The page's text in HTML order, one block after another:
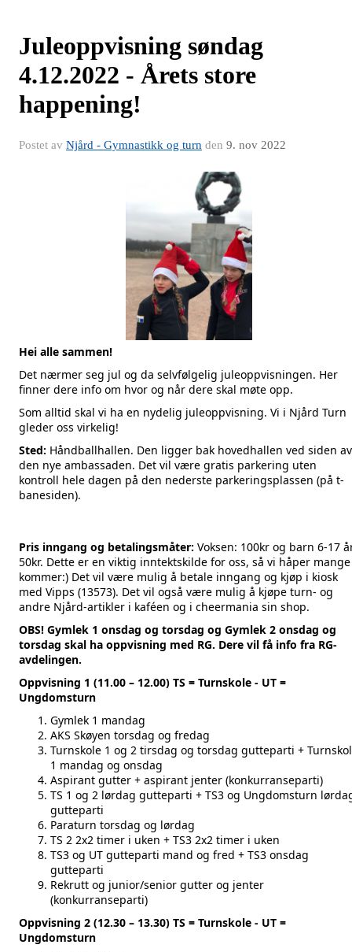
Juleoppvisning søndag
4.12.2022 - Årets store
happening!
Postet av Njård - Gymnastikk og turn den 9. nov 2022
Hei alle sammen!
Det nærmer seg jul og da selvfølgelig juleoppvisningen. Her
finner dere info om hvor og når dere skal møte opp.
Som alltid skal vi ha en nydelig juleoppvisning. Vi i Njård Turn
gleder oss virkelig!
Sted: Håndballhallen. Den ligger bak hovedhallen ved siden av
den nye ambassaden. Det vil være gratis parkering uten
kontroll hele dagen på den nederste parkeringsplassen (på t-
banesiden).
Pris inngang og betalingsmåter: Voksen: 100kr og barn 6-17
50kr. Dette er en viktig inntektskilde for oss, så vi håper mange
kommer:) Det vil være mulig å betale inngang og kjøp i kiosk
med Vipps (13573). Det vil også være mulig å kjøpe turn- og
andre Njård-artikler i kaféen og i cheermania sin shop.
OBS! Gymlek 1 onsdag og torsdag og Gymlek 2 onsdag og
torsdag skal ha oppvisning med RG. Dere vil få info fra RG-
avdelingen.
Oppvisning 1 (11.00 – 12.00) TS = Turnskole - UT =
Ungdomsturn
Gymlek 1 mandag
AKS Skøyen torsdag og fredag
Turnskole 1 og 2 tirsdag og torsdag gutteparti +
1 mandag og onsdag
Aspirant gutter + aspirant jenter (konkurranseparti)
TS 1 og 2 lørdag gutteparti + TS3 og Ungdomsturn
gutteparti
Paraturn torsdag og lørdag
TS 2 2x2 timer i uken + TS3 2x2 timer i uken
TS3 og UT gutteparti mand og fred + TS3 onsdag
gutteparti
Rekrutt og junior/senior gutter og jenter
(konkurranseparti)
Oppvisning 2 (12.30 – 13.30) TS = Turnskole - UT =
Ungdomsturn